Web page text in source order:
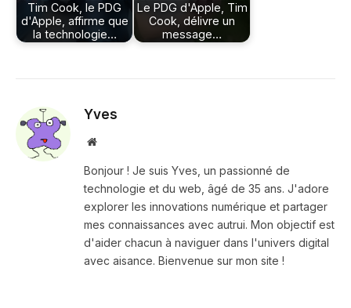
Tim Cook, le PDG
d'Apple, affirme que
la technologie…
Le PDG d'Apple, Tim
Cook, délivre un
message…
Yves
Site
Bonjour ! Je suis Yves, un passionné de
technologie et du web, âgé de 35 ans. J'adore
explorer les innovations numérique et partager
mes connaissances avec autrui. Mon objectif est
d'aider chacun à naviguer dans l'univers digital
avec aisance. Bienvenue sur mon site !